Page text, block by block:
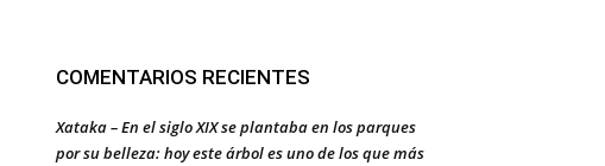
COMENTARIOS RECIENTES
Xataka – En el siglo XIX se plantaba en los parques
por su belleza: hoy este árbol es uno de los que más